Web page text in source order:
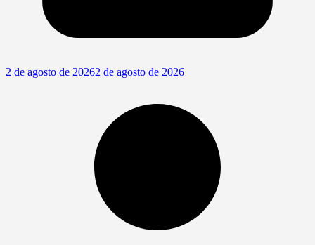
2 de agosto de 20262 de agosto de 2026